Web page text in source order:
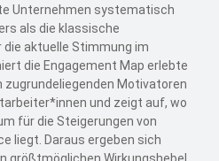
Unternehmen systematisch
als die klassische
aktuelle Stimmung im
die Engagement Map erlebte
zugrundeliegenden Motivatoren
und zeigt auf, wo
für die Steigerungen von
liegt. Daraus ergeben sich
größtmöglichen Wirkungshebel